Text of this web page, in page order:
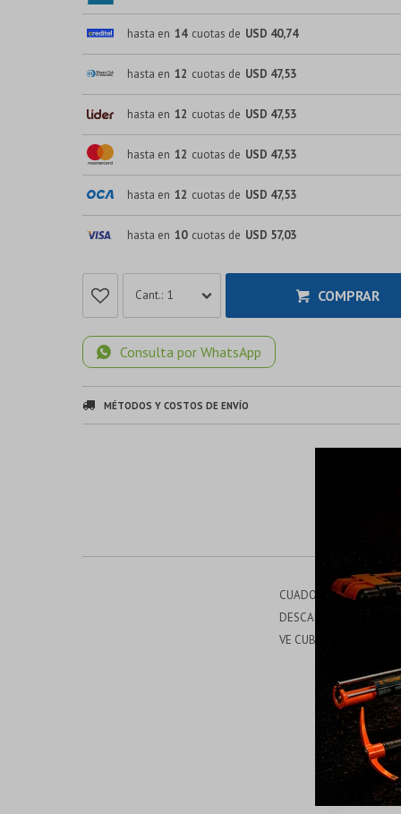
hasta en 14 cuotas de USD 40,74
hasta en 12 cuotas de USD 47,53
hasta en 12 cuotas de USD 47,53
hasta en 12 cuotas de USD 47,53
hasta en 12 cuotas de USD 47,53
hasta en 10 cuotas de USD 57,03
1 COMPRAR
Consulta por WhatsApp
MÉTODOS Y COSTOS DE ENVÍO
CUADOR: ALUMINIO
DESCARRILADOR:
VE CUBIERTAS: KENDA